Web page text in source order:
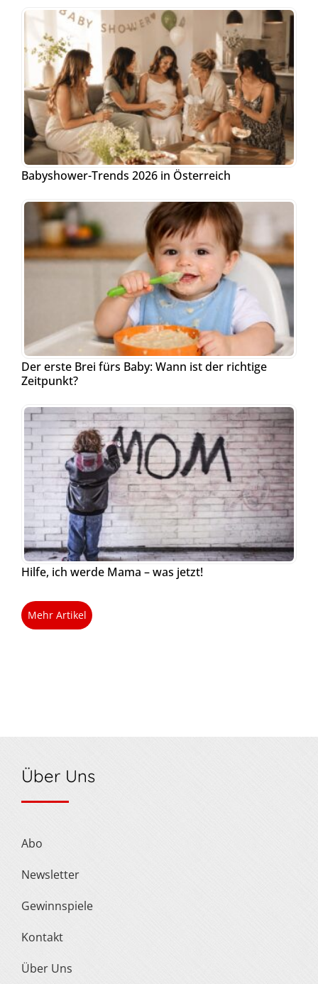
Babyshower-Trends 2026 in Österreich
Der erste Brei fürs Baby: Wann ist der richtige
Zeitpunkt?
Hilfe, ich werde Mama – was jetzt!
Mehr Artikel
Über Uns
Abo
Newsletter
Gewinnspiele
Kontakt
Über Uns